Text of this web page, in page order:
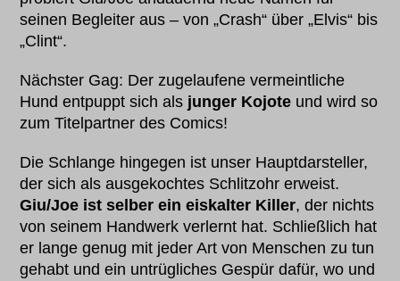
seinen Begleiter aus – von „Crash“ über „Elvis“ bis
„Clint“.
Nächster Gag: Der zugelaufene vermeintliche
Hund entpuppt sich als junger Kojote und wird so
zum Titelpartner des Comics!
Die Schlange hingegen ist unser Hauptdarsteller,
der sich als ausgekochtes Schlitzohr erweist.
Giu/Joe ist selber ein eiskalter Killer, der nichts
von seinem Handwerk verlernt hat. Schließlich hat
er lange genug mit jeder Art von Menschen zu tun
gehabt und ein untrügliches Gespür dafür, wo und